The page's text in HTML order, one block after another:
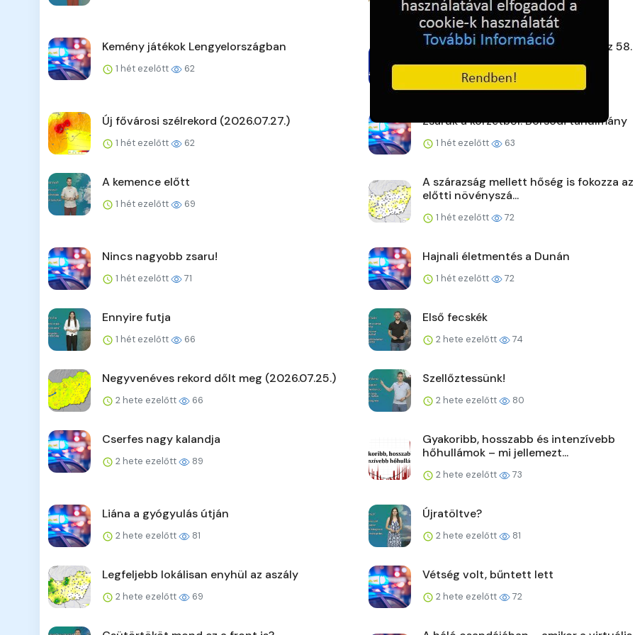
1 hét ezelőtt
64
Kemény játékok Lengyelországban
1 hét ezelőtt 62
Gyenge szélben, hőségben rajtol az 58.
Kékszalag
1 hét ezelőtt 61
Új fővárosi szélrekord (2026.07.27.)
1 hét ezelőtt 62
Zsaruk a körzetből: Borsodi tanulmány
1 hét ezelőtt 63
A kemence előtt
1 hét ezelőtt 69
A szárazság mellett hőség is fokozza
előtti növényszá...
1 hét ezelőtt 72
Nincs nagyobb zsaru!
1 hét ezelőtt 71
Hajnali életmentés a Dunán
1 hét ezelőtt 72
Ennyire futja
1 hét ezelőtt 66
Első fecskék
2 hete ezelőtt 74
Negyvenéves rekord dőlt meg (2026.07.25.)
2 hete ezelőtt 66
Szellőztessünk!
2 hete ezelőtt 80
Cserfes nagy kalandja
2 hete ezelőtt 89
Gyakoribb, hosszabb és intenzívebb
hőhullámok – mi jellemezt...
2 hete ezelőtt 73
Liána a gyógyulás útján
2 hete ezelőtt 81
Újratöltve?
2 hete ezelőtt 81
Legfeljebb lokálisan enyhül az aszály
2 hete ezelőtt 69
Vétség volt, bűntett lett
2 hete ezelőtt 72